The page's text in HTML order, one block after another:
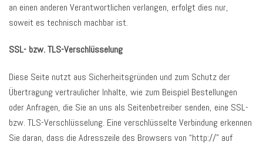
an einen anderen Verantwortlichen verlangen, erfolgt dies nur,
soweit es technisch machbar ist.
SSL- bzw. TLS-Verschlüsselung
Diese Seite nutzt aus Sicherheitsgründen und zum Schutz der
Übertragung vertraulicher Inhalte, wie zum Beispiel Bestellungen
oder Anfragen, die Sie an uns als Seitenbetreiber senden, eine SSL-
bzw. TLS-Verschlüsselung. Eine verschlüsselte Verbindung erkennen
Sie daran, dass die Adresszeile des Browsers von “http://” auf